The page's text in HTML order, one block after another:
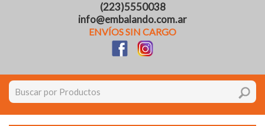
(223)5550038
info@embalando.com.ar
ENVÍOS SIN CARGO